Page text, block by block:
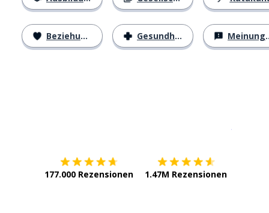
Beziehungen Gesundheit Meinungen
177.000 Rezensionen 1.47M Rezensionen